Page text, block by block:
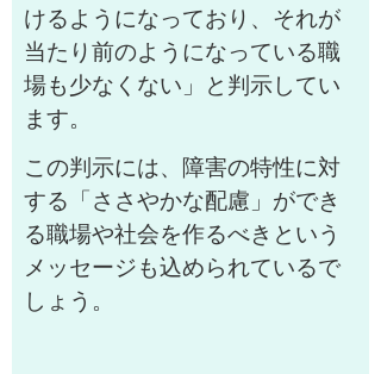
けるようになっており、それが
当たり前のようになっている職
場も少なくない」と判示してい
ます。
この判示には、障害の特性に対
する「ささやかな配慮」ができ
る職場や社会を作るべきという
メッセージも込められているで
しょう。